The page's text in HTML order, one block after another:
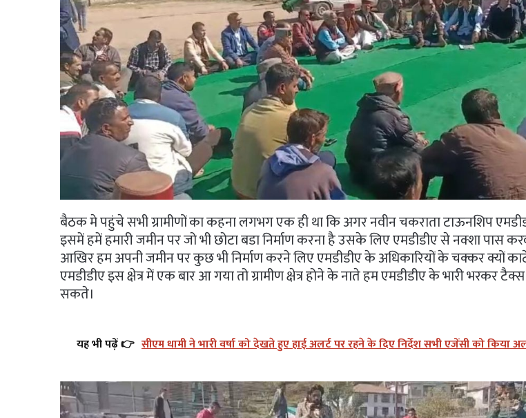
बैठक मे पहुंचे सभी ग्रामीणों का कहना लगभग एक ही था कि अगर नवीन चकराता टाऊनशिप
इसमें हमें हमारी जमीन पर जो भी छोटा बडा निर्माण करना है उसके लिए एमडीडीए से नक्शा पास
आखिर हम अपनी जमीन पर कुछ भी निर्माण करने लिए एमडीडीए के अधिकारियों के चक्कर क्यों
एमडीडीए इस क्षेत्र में एक बार आ गया तो ग्रामीण क्षेत्र होने के नाते हम एमडीडीए के भारी भरकर
सकते।
यह भी पढ़ें 👉 सीएम धामी ने भारी वर्षा को देखते हुए हाई अलर्ट पर रहने के दिए निर्देश सभी एजेंसी को किया